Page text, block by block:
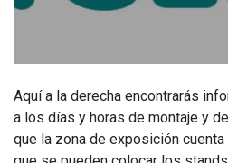
Aquí a la derecha encontrarás
a los días y horas de montaje y
que la zona de exposición